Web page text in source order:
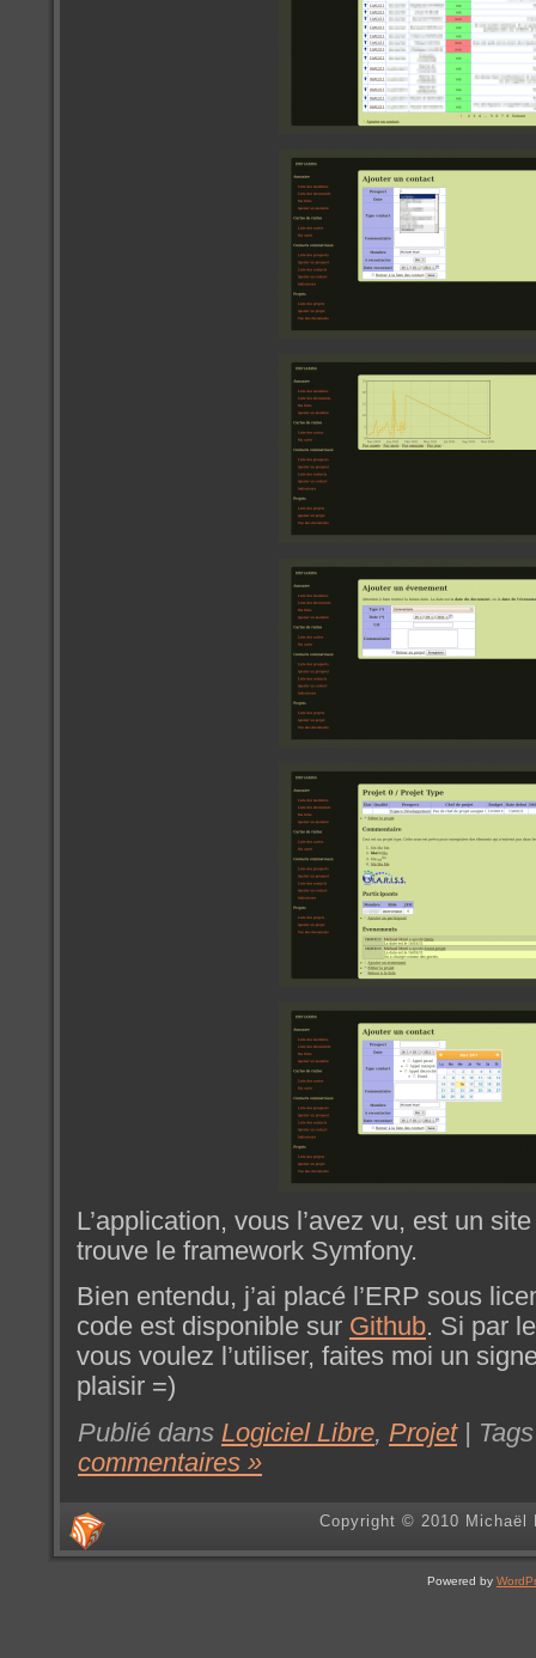
L’application, vous l’avez vu, est un
trouve le framework Symfony.
Bien entendu, j’ai placé l’ERP sous
code est disponible sur Github. Si par
vous voulez l’utiliser, faites moi un
plaisir =)
Publié dans Logiciel Libre, Projet|
commentaires »
Copyright © 2010 Michaël
Powered by